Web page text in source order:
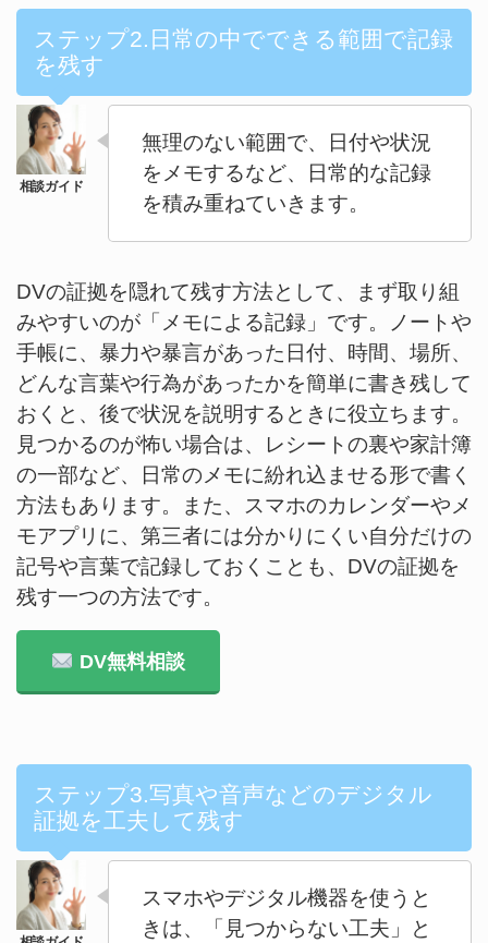
ステップ2.日常の中でできる範囲で記録
を残す
無理のない範囲で、日付や状況
をメモするなど、日常的な記録
を積み重ねていきます。
DVの証拠を隠れて残す方法として、まず取り組
みやすいのが「メモによる記録」です。ノートや
手帳に、暴力や暴言があった日付、時間、場所、
どんな言葉や行為があったかを簡単に書き残して
おくと、後で状況を説明するときに役立ちます。
見つかるのが怖い場合は、レシートの裏や家計簿
の一部など、日常のメモに紛れ込ませる形で書く
方法もあります。また、スマホのカレンダーやメ
モアプリに、第三者には分かりにくい自分だけの
記号や言葉で記録しておくことも、DVの証拠を
残す一つの方法です。
DV無料相談
ステップ3.写真や音声などのデジタル
証拠を工夫して残す
スマホやデジタル機器を使うと
きは、「見つからない工夫」と